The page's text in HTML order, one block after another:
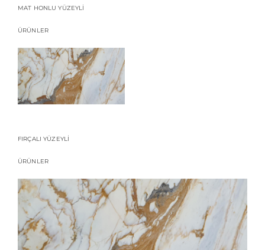
MAT HONLU YÜZEYLİ
ÜRÜNLER
FIRÇALI YÜZEYLİ
ÜRÜNLER